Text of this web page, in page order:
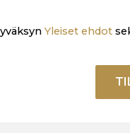
Yleiset ehdot